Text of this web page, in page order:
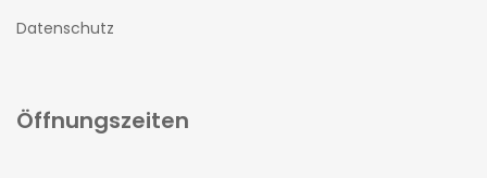
Datenschutz
Öffnungszeiten